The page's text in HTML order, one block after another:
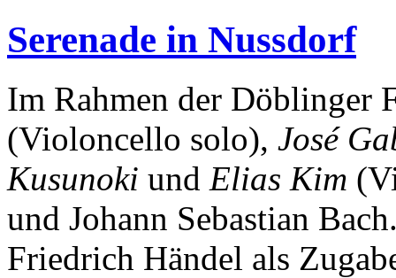
Serenade in Nussdorf
Im Rahmen der Döblinger
(Violoncello solo), José
Kusunoki und Elias Kim
und Johann Sebastian
Friedrich Händel als